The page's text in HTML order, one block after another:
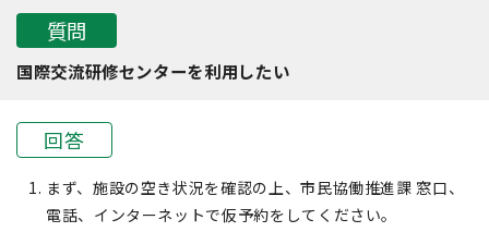
質問
国際交流研修センターを利用したい
回答
まず、施設の空き状況を確認の上、市民協働推進課 窓口、
電話、インターネットで仮予約をしてください。